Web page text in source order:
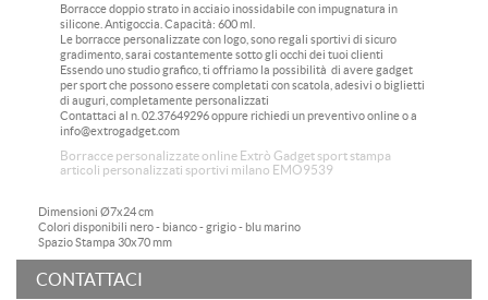
Borracce doppio strato in acciaio inossidabile con impugnatura in
silicone. Antigoccia. Capacità: 600 ml.
Le borracce personalizzate con logo, sono regali sportivi di sicuro
gradimento, sarai costantemente sotto gli occhi dei tuoi clienti
Essendo uno studio grafico, ti offriamo la possibilità di avere gadget
per sport che possono essere completati con scatola, adesivi o biglietti
di auguri, completamente personalizzati
Contattaci al n. 02.37649296 oppure richiedi un preventivo online o a
info@extrogadget.com
Borracce personalizzate online Extrò Gadget sport stampa
articoli personalizzati sportivi milano EMO9539
Dimensioni Ø7x24 cm
Colori disponibili nero - bianco - grigio - blu marino
Spazio Stampa 30x70 mm
CONTATTACI